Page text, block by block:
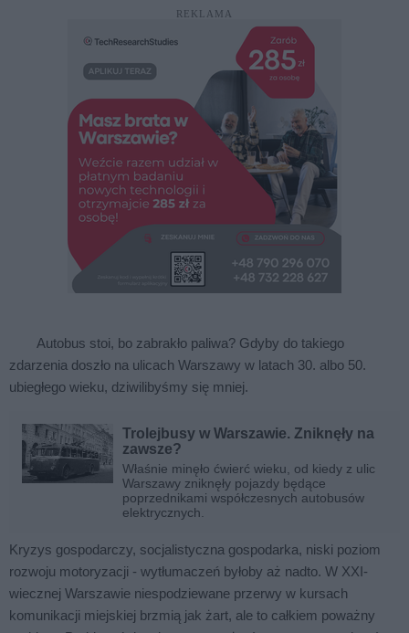
REKLAMA
Autobus stoi, bo zabrakło paliwa? Gdyby do takiego
zdarzenia doszło na ulicach Warszawy w latach 30. albo 50.
ubiegłego wieku, dziwilibyśmy się mniej.
Trolejbusy w Warszawie. Zniknęły na
zawsze?
Właśnie minęło ćwierć wieku, od kiedy z ulic
Warszawy zniknęły pojazdy będące
poprzednikami współczesnych autobusów
elektrycznych.
Kryzys gospodarczy, socjalistyczna gospodarka, niski poziom
rozwoju motoryzacji - wytłumaczeń byłoby aż nadto. W XXI-
wiecznej Warszawie niespodziewane przerwy w kursach
komunikacji miejskiej brzmią jak żart, ale to całkiem poważny